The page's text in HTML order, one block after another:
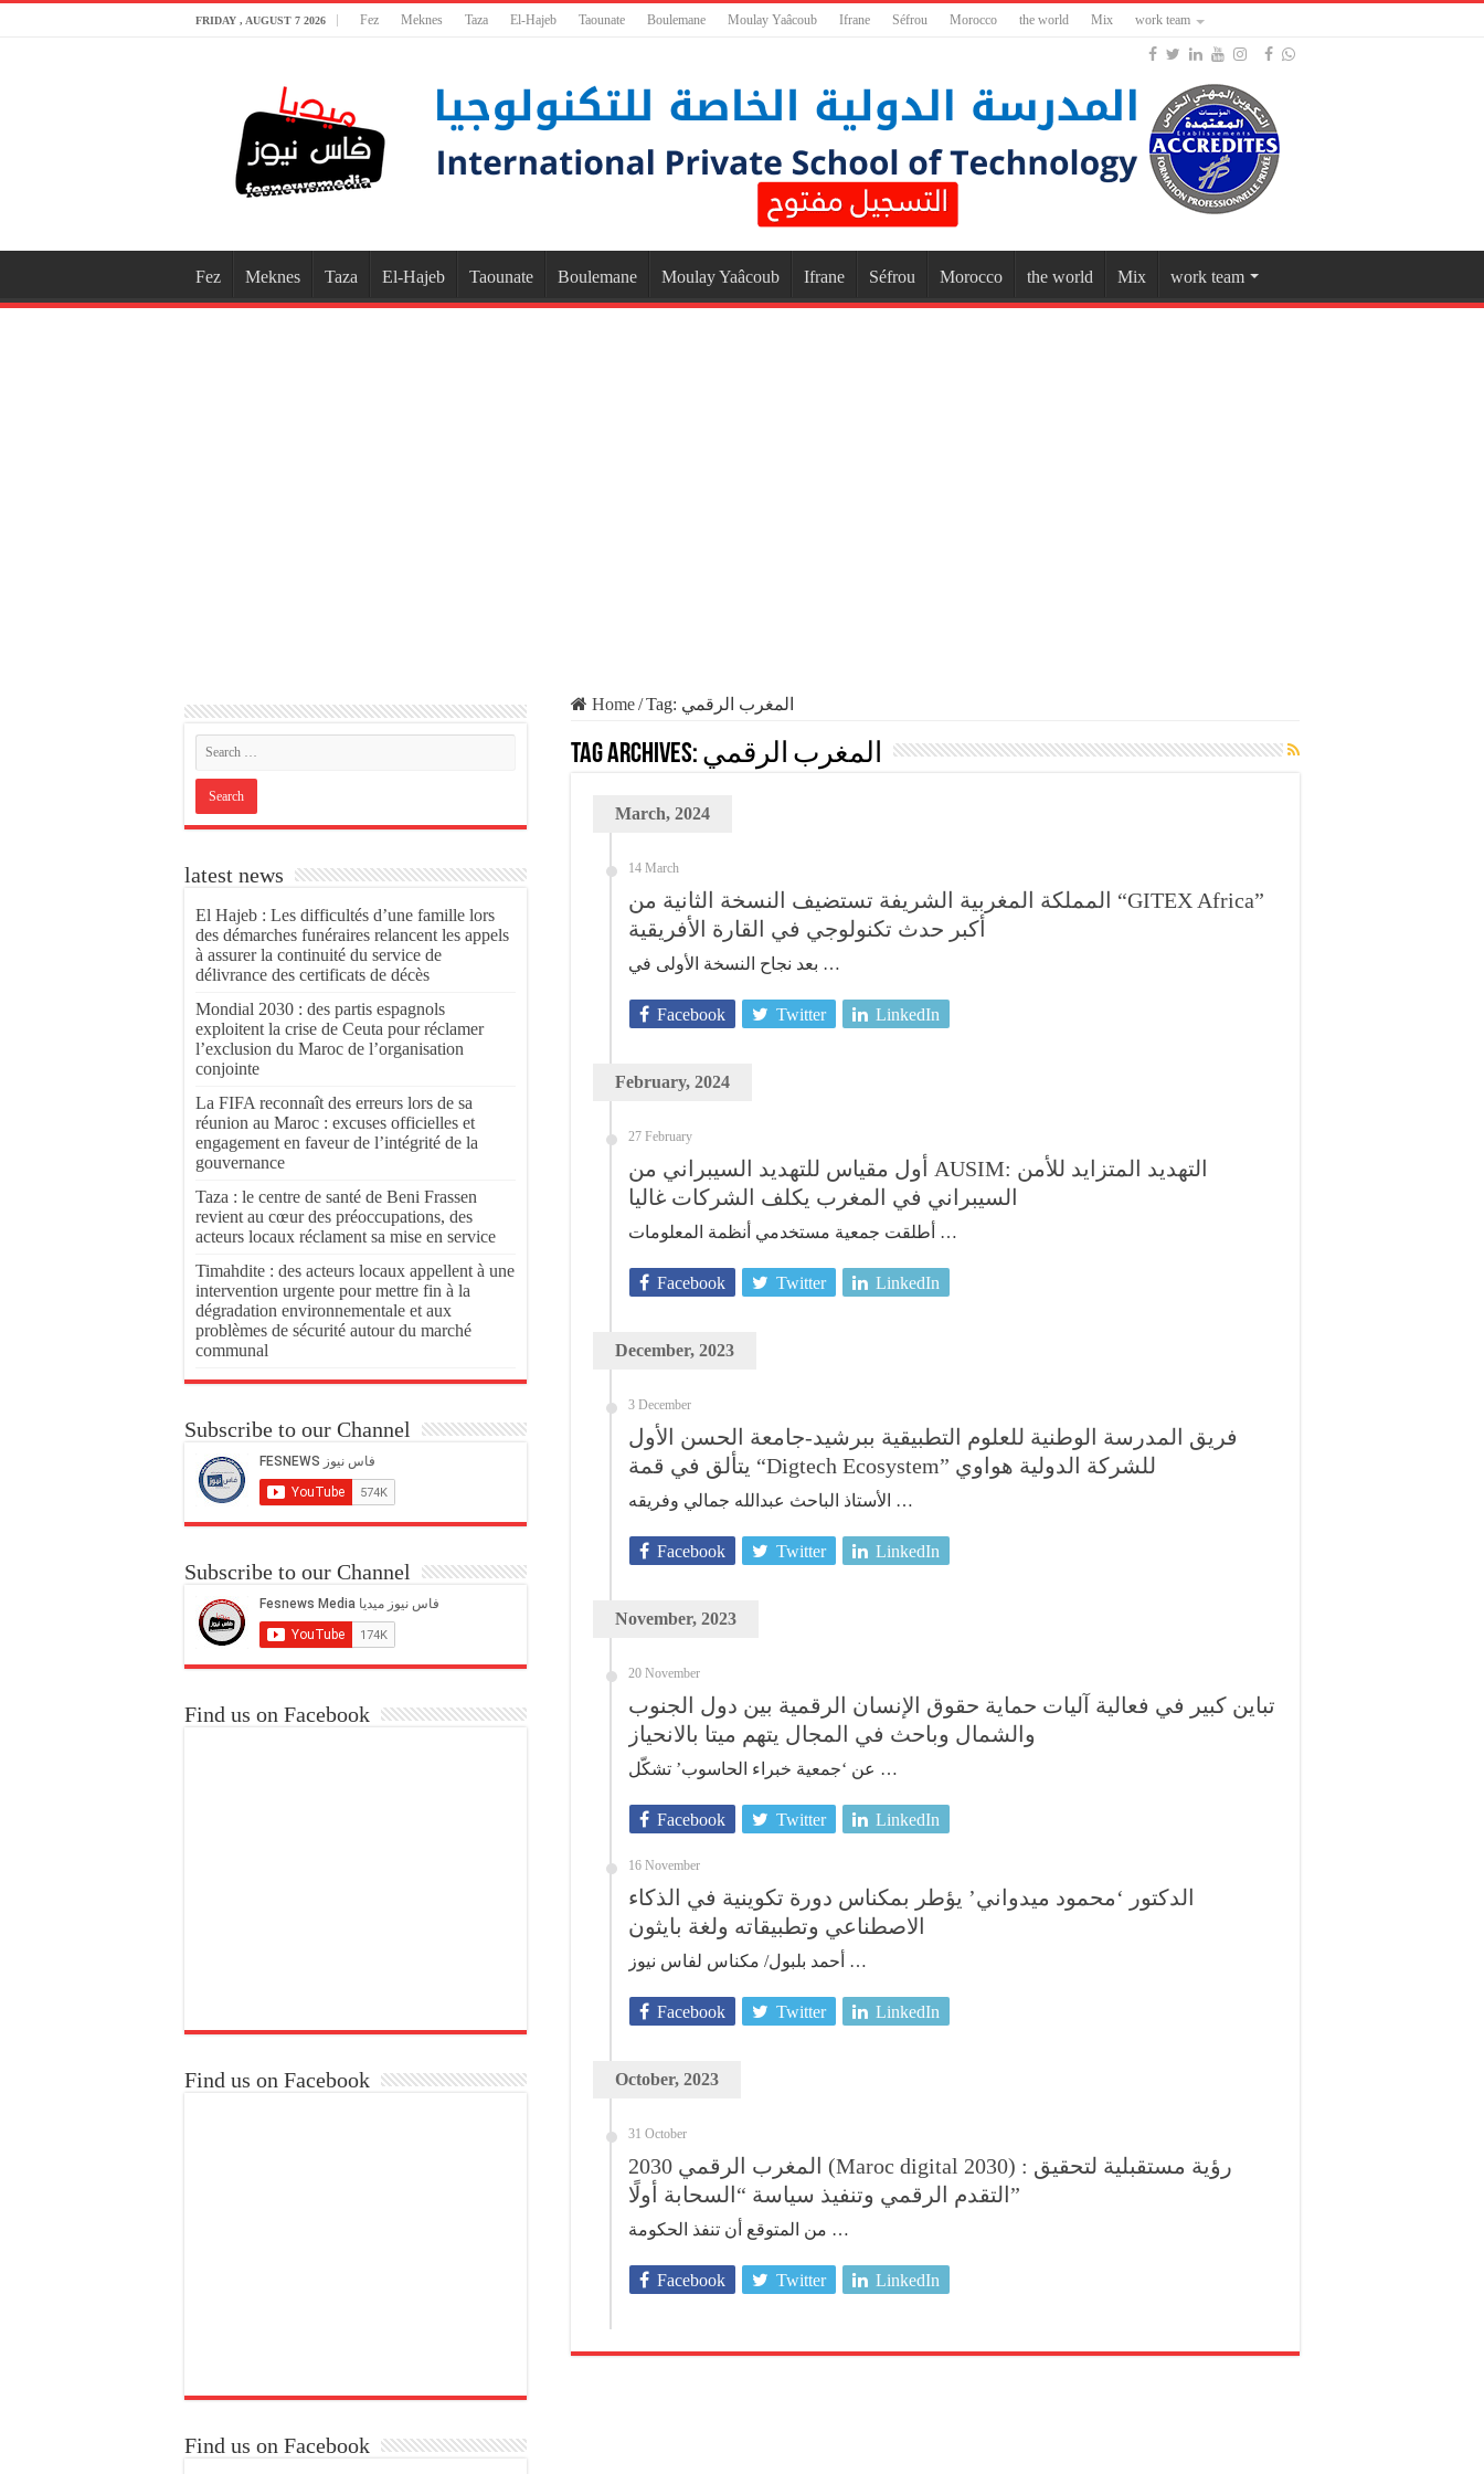
FRIDAY , AUGUST 7 2026 Fez Meknes Taza El-Hajeb Taounate Boulemane Moulay Yaâcoub Ifrane Séfrou Morocco the world Mix work team
Fez Meknes Taza El-Hajeb Taounate Boulemane Moulay Yaâcoub Ifrane Séfrou Morocco the world Mix work team
Home/Tag: المغرب الرقمي
Tag Archives: المغرب الرقمي
March, 2024
14 March
المملكة المغربية الشريفة تستضيف النسخة الثانية من “GITEX Africa”
أكبر حدث تكنولوجي في القارة الأفريقية
بعد نجاح النسخة الأولى في …
Facebook Twitter LinkedIn
February, 2024
27 February
أول مقياس للتهديد السيبراني من AUSIM: التهديد المتزايد للأمن
السيبراني في المغرب يكلف الشركات غاليا
أطلقت جمعية مستخدمي أنظمة المعلومات …
Facebook Twitter LinkedIn
December, 2023
3 December
فريق المدرسة الوطنية للعلوم التطبيقية ببرشيد-جامعة الحسن الأول
يتألق في قمة “Digtech Ecosystem” للشركة الدولية هواوي
الأستاذ الباحث عبدالله جمالي وفريقه …
Facebook Twitter LinkedIn
November, 2023
20 November
تباين كبير في فعالية آليات حماية حقوق الإنسان الرقمية بين دول الجنوب
والشمال وباحث في المجال يتهم ميتا بالانحياز
عن ‘جمعية خبراء الحاسوب’ تشكّل …
Facebook Twitter LinkedIn
16 November
الدكتور ‘محمود ميدواني’ يؤطر بمكناس دورة تكوينية في الذكاء
الاصطناعي وتطبيقاته ولغة بايثون
أحمد بلبول/ مكناس لفاس نيوز …
Facebook Twitter LinkedIn
October, 2023
31 October
المغرب الرقمي 2030 (Maroc digital 2030) : رؤية مستقبلية لتحقيق
التقدم الرقمي وتنفيذ سياسة “السحابة أولًا”
من المتوقع أن تنفذ الحكومة …
Facebook Twitter LinkedIn
latest news
El Hajeb : Les difficultés d’une famille lors
des démarches funéraires relancent les appels
à assurer la continuité du service de
délivrance des certificats de décès
Mondial 2030 : des partis espagnols
exploitent la crise de Ceuta pour réclamer
l’exclusion du Maroc de l’organisation
conjointe
La FIFA reconnaît des erreurs lors de sa
réunion au Maroc : excuses officielles et
engagement en faveur de l’intégrité de la
gouvernance
Taza : le centre de santé de Beni Frassen
revient au cœur des préoccupations, des
acteurs locaux réclament sa mise en service
Timahdite : des acteurs locaux appellent à une
intervention urgente pour mettre fin à la
dégradation environnementale et aux
problèmes de sécurité autour du marché
communal
Subscribe to our Channel
Subscribe to our Channel
Find us on Facebook
Find us on Facebook
Find us on Facebook